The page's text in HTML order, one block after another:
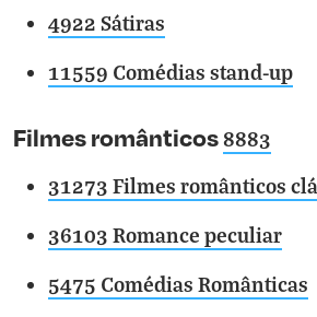
4922 Sátiras
11559 Comédias stand-up
Filmes românticos8883
31273 Filmes românticos
36103 Romance peculiar
5475 Comédias Românticas